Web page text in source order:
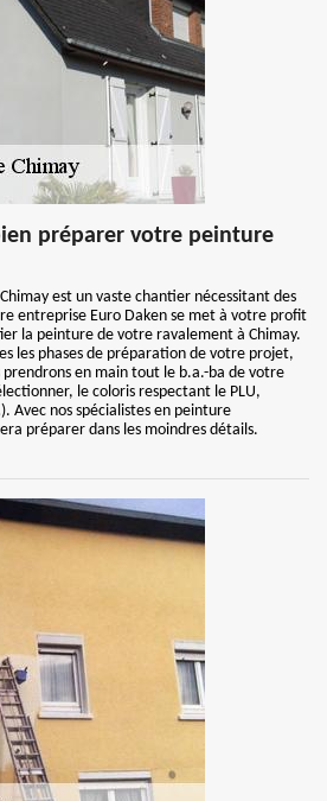
préparer votre peinture
est un vaste chantier nécessitant des
entreprise Euro Daken se met à votre profit
la peinture de votre ravalement à Chimay.
les phases de préparation de votre projet,
prendrons en main tout le b.a.-ba de votre
le coloris respectant le PLU,
Avec nos spécialistes en peinture
préparer dans les moindres détails.